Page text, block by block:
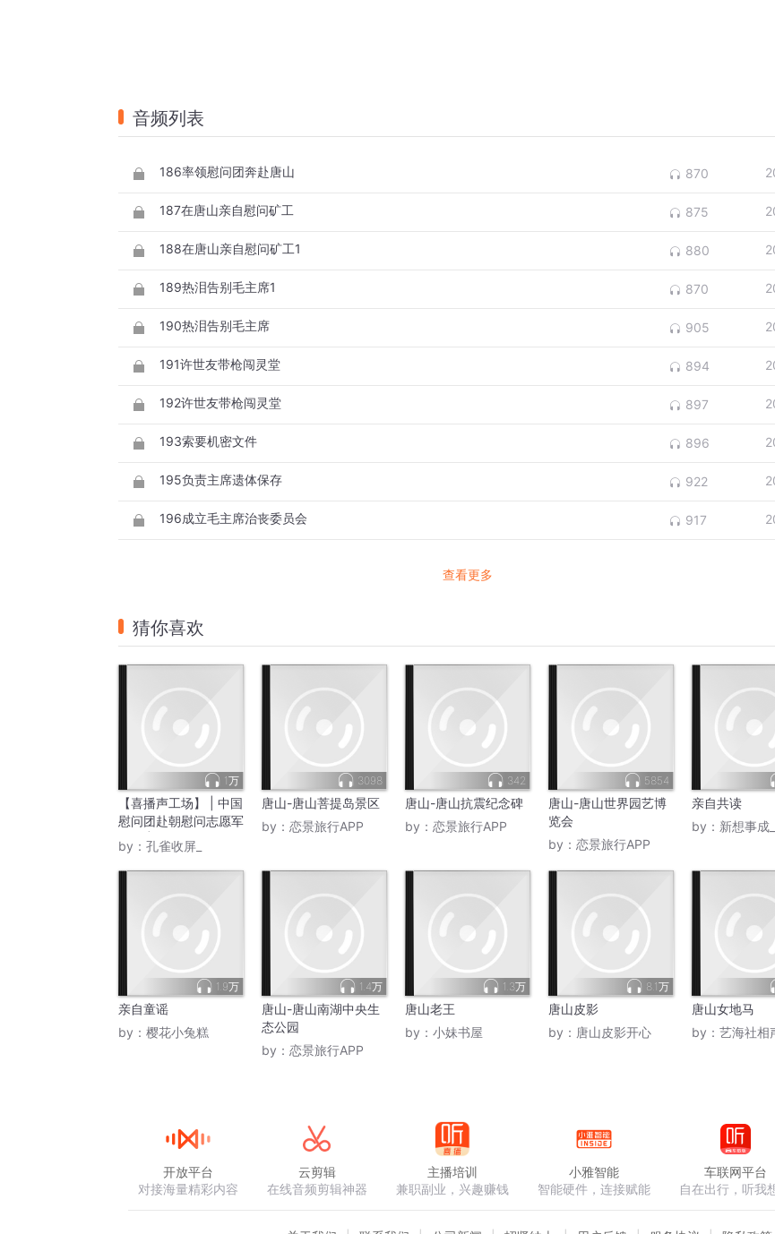
音频列表
186率领慰问团奔赴唐山 870
187在唐山亲自慰问矿工 875
188在唐山亲自慰问矿工1 880
189热泪告别毛主席1 870
190热泪告别毛主席 905
191许世友带枪闯灵堂 894
192许世友带枪闯灵堂 897
193索要机密文件 896
195负责主席遗体保存 922
196成立毛主席治丧委员会 917
查看更多
猜你喜欢
1万
【喜播声工场】 | 中国
慰问团赴朝慰问志愿军
纪实 | 战场较量运筹帷
幄幕后秘密
by： 孔雀收屏_
3098
唐山-唐山菩提岛景区
by： 恋景旅行APP
342
唐山-唐山抗震纪念碑
by： 恋景旅行APP
5854
唐山-唐山世界园艺博
览会
by： 恋景旅行APP
亲自共读
by： 新想事成
1.9万
亲自童谣
by： 樱花小兔糕
1.4万
唐山-唐山南湖中央生
态公园
by： 恋景旅行APP
1.3万
唐山老王
by： 小妹书屋
8.1万
唐山皮影
by： 唐山皮影开心
唐山女地马
by： 艺海社相
开放平台
对接海量精彩内容
云剪辑
在线音频剪辑神器
主播培训
兼职副业，兴趣赚钱
小雅智能
智能硬件，连接赋能
车联网平台
自在出行，听我